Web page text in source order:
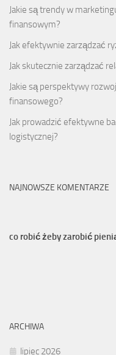
Jakie są trendy w
finansowym?
Jak efektywnie zarządzać
Jak skutecznie zarządzać
Jakie są perspektywy
finansowego?
Jak prowadzić efektywne
logistycznej?
NAJNOWSZE KOMENTARZE
co robić żeby zarobić
ARCHIWA
lipiec 2026